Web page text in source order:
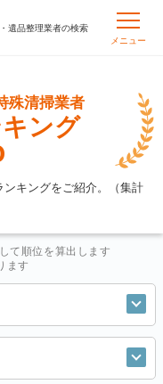
遺品整理業者の検索
メニュー
殊清掃業者
ング
キングをご紹介。（集計
て順位を算出します
ます